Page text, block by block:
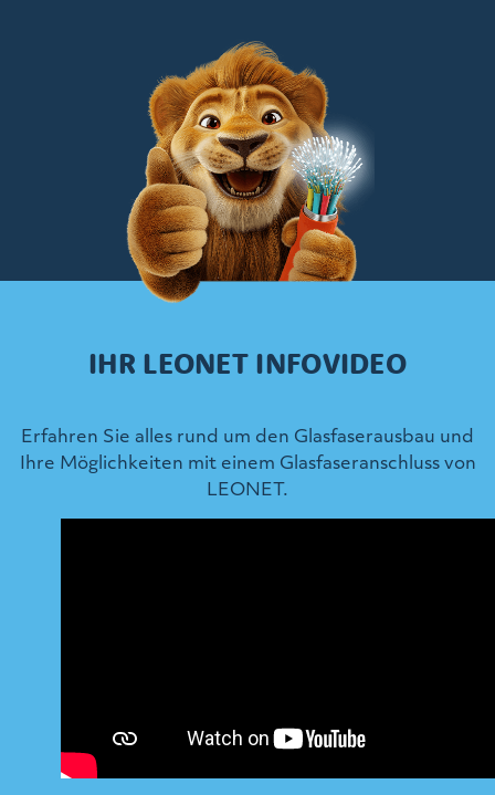
IHR LEONET INFOVIDEO
Erfahren Sie alles rund um den Glasfaserausbau und
Ihre Möglichkeiten mit einem Glasfaseranschluss von
LEONET.